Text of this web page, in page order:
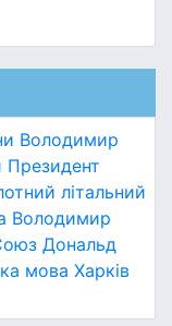
Володимир
Президент
літальний
Володимир
Дональд
мова Харків